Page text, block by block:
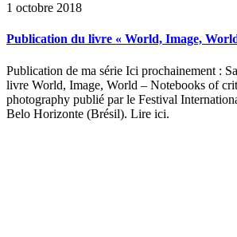
1 octobre 2018
Publication du livre « World, Image,
Publication de ma série Ici prochainement :
livre World, Image, World – Notebooks of
photography publié par le Festival
Belo Horizonte (Brésil). Lire ici.